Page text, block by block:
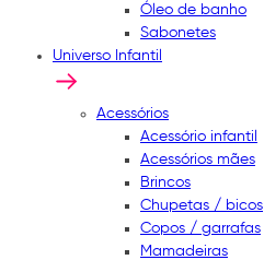
Óleo de banho
Sabonetes
Universo Infantil
Acessórios
Acessório infantil
Acessórios mães
Brincos
Chupetas / bicos
Copos / garrafas
Mamadeiras